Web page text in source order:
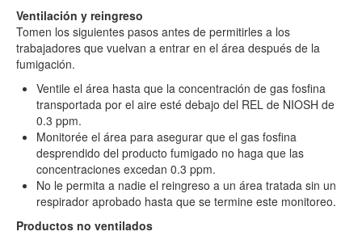
Ventilación y reingreso
Tomen los siguientes pasos antes de permitirles a los
trabajadores que vuelvan a entrar en el área después de la
fumigación.
Ventile el área hasta que la concentración de gas fosfina
transportada por el aire esté debajo del REL de NIOSH de
0.3 ppm.
Monitorée el área para asegurar que el gas fosfina
desprendido del producto fumigado no haga que las
concentraciones excedan 0.3 ppm.
No le permita a nadie el reingreso a un área tratada sin un
respirador aprobado hasta que se termine este monitoreo.
Productos no ventilados